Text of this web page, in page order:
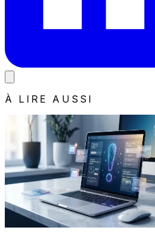
À LIRE AUSSI